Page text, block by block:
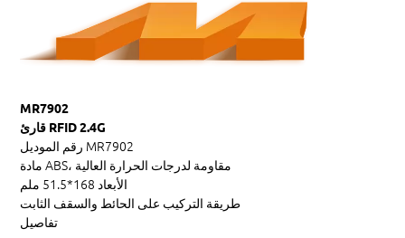
MR7902
قارئ RFID 2.4G
رقم الموديل MR7902
مادة
ABS، مقاومة لدرجات الحرارة العالية
الأبعاد 168*51.5 ملم
طريقة التركيب على الحائط والسقف الثابت
تفاصيل